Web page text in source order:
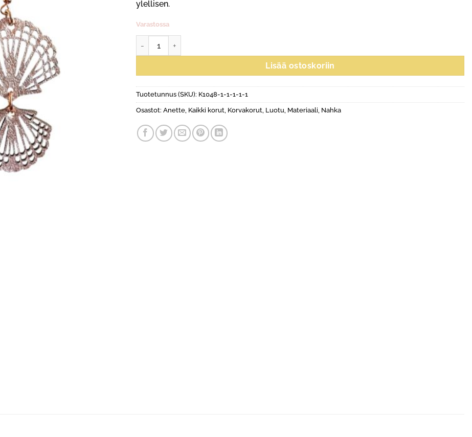
ylellisen.
Varastossa
Lisää ostoskoriin
Tuotetunnus (SKU): K1048-1-1-1-1-1
Osastot: Anette, Kaikki korut, Korvakorut, Luotu, Materiaali, Nahka